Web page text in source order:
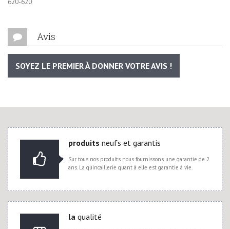
620-620
Avis
SOYEZ LE PREMIER À DONNER VOTRE AVIS !
produits neufs et garantis
Sur tous nos produits nous fournissons une garantie de 2
ans. La quincaillerie quant à elle est garantie à vie.
la qualité